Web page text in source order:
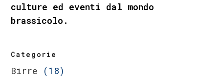
culture ed eventi dal mondo
brassicolo.
Categorie
Birre (18)